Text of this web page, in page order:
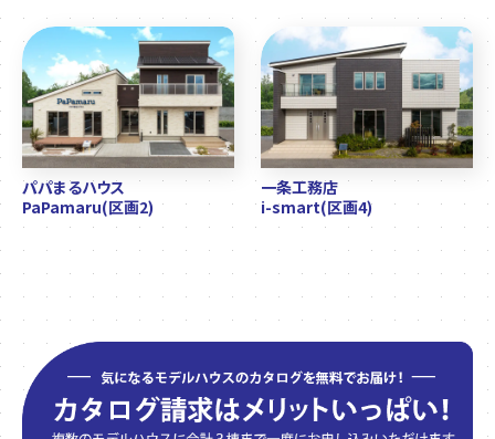
パパまるハウス
PaPamaru(区画2)
一条工務店
i-smart(区画4)